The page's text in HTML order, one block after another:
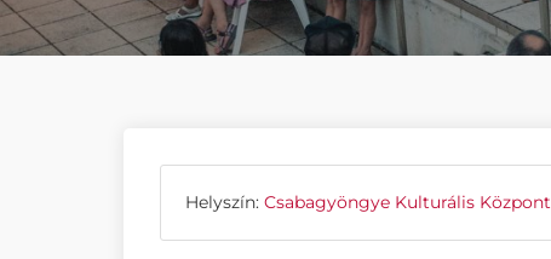
Helyszín: Csabagyöngye Kulturális Központ